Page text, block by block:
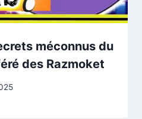
méconnus du
des Razmoket